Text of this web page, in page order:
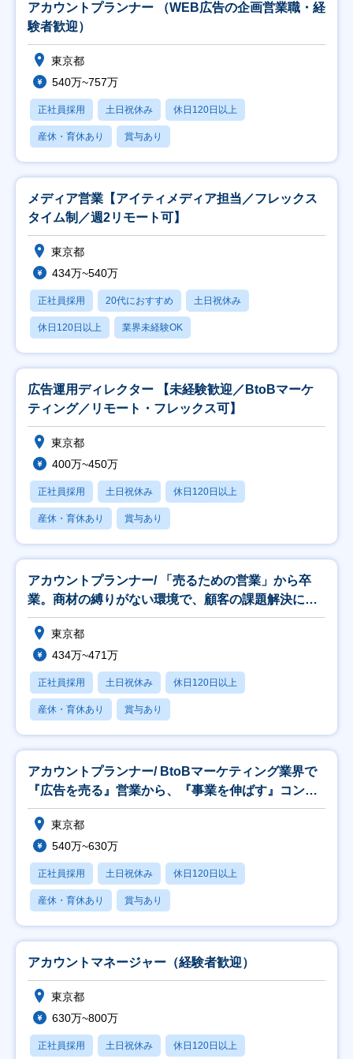
アカウントプランナー （WEB広告の企画営業職・経
験者歓迎）
東京都
540万~757万
正社員採用 土日祝休み 休日120日以上
産休・育休あり 賞与あり
メディア営業【アイティメディア担当／フレックス
タイム制／週2リモート可】
東京都
434万~540万
正社員採用 20代におすすめ 土日祝休み
休日120日以上 業界未経験OK
広告運用ディレクター 【未経験歓迎／BtoBマーケ
ティング／リモート・フレックス可】
東京都
400万~450万
正社員採用 土日祝休み 休日120日以上
産休・育休あり 賞与あり
アカウントプランナー/ 「売るための営業」から卒
業。商材の縛りがない環境で、顧客の課題解決にフ
ルコミ
東京都
434万~471万
正社員採用 土日祝休み 休日120日以上
産休・育休あり 賞与あり
アカウントプランナー/ BtoBマーケティング業界で
『広告を売る』営業から、『事業を伸ばす』コンサ
ル
東京都
540万~630万
正社員採用 土日祝休み 休日120日以上
産休・育休あり 賞与あり
アカウントマネージャー（経験者歓迎）
東京都
630万~800万
正社員採用 土日祝休み 休日120日以上